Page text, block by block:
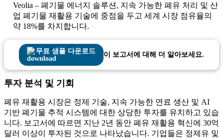
Veolia – 폐기물 에너지 솔루션, 지속 가능한 폐유 처리 및 산
업 폐기물 재활용 기술에 중점을 두고 세계 시장 점유율의
약 18%를 차지합니다.
무료 샘플 다운로드 이 보고서에 대해 더 알아보세요.
투자 분석 및 기회
폐유 재활용 시장은 정제 기술, 지속 가능한 연료 생산 및 AI
기반 폐기물 추적 시스템에 대한 상당한 투자를 유치하고 있습
니다. 보고서에 따르면 지난 2년 동안 폐유 재활용 혁신에 30억
달러 이상이 투자된 것으로 나타났습니다. 기업들은 정제유 및